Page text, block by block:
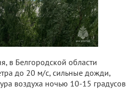
в Белгородской области
до 20 м/с, сильные дожди,
воздуха ночью 10-15 градусов